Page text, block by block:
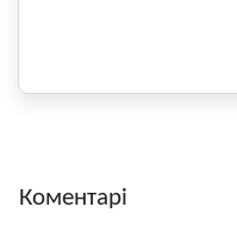
Коментарі